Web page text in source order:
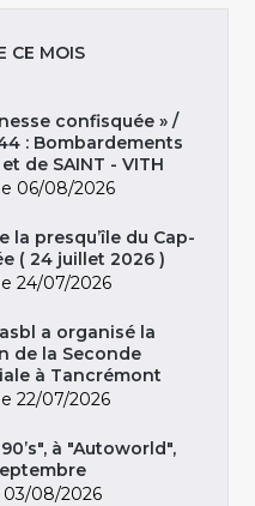
CE MOIS
confisquée » /
: Bombardements
de SAINT - VITH
le 06/08/2026
la presqu’île du Cap-
( 24 juillet 2026 )
le 24/07/2026
a organisé la
de la Seconde
à Tancrémont
le 22/07/2026
à "Autoworld",
03/08/2026